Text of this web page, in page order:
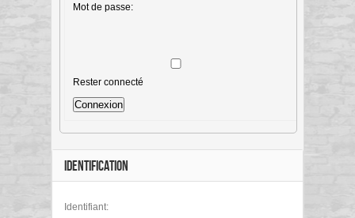
Mot de passe:
Rester connecté
Connexion
IDENTIFICATION
Identifiant: